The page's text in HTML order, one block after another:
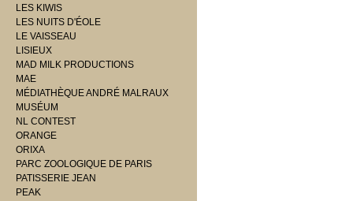
LES KIWIS
LES NUITS D'ÉOLE
LE VAISSEAU
LISIEUX
MAD MILK PRODUCTIONS
MAE
MÉDIATHÈQUE ANDRÉ MALRAUX
MUSÉUM
NL CONTEST
ORANGE
ORIXA
PARC ZOOLOGIQUE DE PARIS
PATISSERIE JEAN
PEAK